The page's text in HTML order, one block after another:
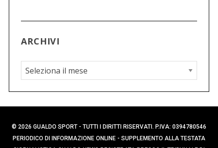
ARCHIVI
A
r
c
h
i
v
© 2026 GUALDO SPORT - TUTTI I DIRITTI RISERVATI. P.IVA: 0394780546
PERIODICO DI INFORMAZIONE ONLINE - SUPPLEMENTO ALLA TESTATA